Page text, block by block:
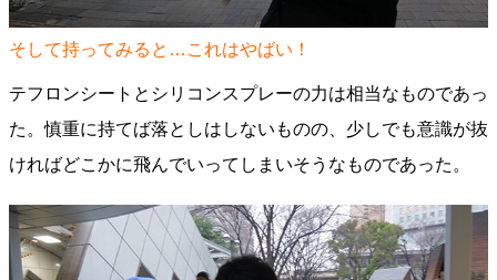
そして持ってみると…これはやばい！
テフロンシートとシリコンスプレーの力は相当なものであっ
た。慎重に持てば落としはしないものの、少しでも意識が抜
ければどこかに飛んでいってしまいそうなものであった。